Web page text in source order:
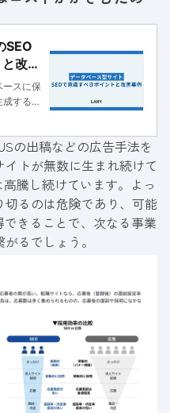
SEO
改善
ースに保
成する
ベース
の出稿などの広告手法を
トが無数に生まれ続けて
騰し続けています。よっ
るのは危険であり、可能
きることで、次なる事業
るでしょう。